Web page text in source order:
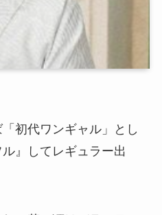
初代ワンギャル」とし
』してレギュラー出